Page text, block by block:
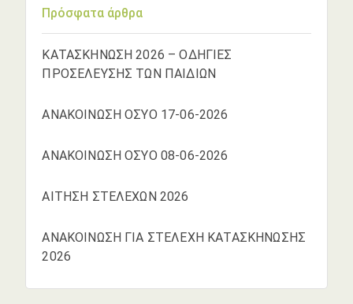
Πρόσφατα άρθρα
ΚΑΤΑΣΚΗΝΩΣΗ 2026 – ΟΔΗΓΙΕΣ
ΠΡΟΣΕΛΕΥΣΗΣ ΤΩΝ ΠΑΙΔΙΩΝ
ΑΝΑΚΟΙΝΩΣΗ ΟΣΥΟ 17-06-2026
ΑΝΑΚΟΙΝΩΣΗ ΟΣΥΟ 08-06-2026
ΑΙΤΗΣΗ ΣΤΕΛΕΧΩΝ 2026
ΑΝΑΚΟΙΝΩΣΗ ΓΙΑ ΣΤΕΛΕΧΗ ΚΑΤΑΣΚΗΝΩΣΗΣ
2026